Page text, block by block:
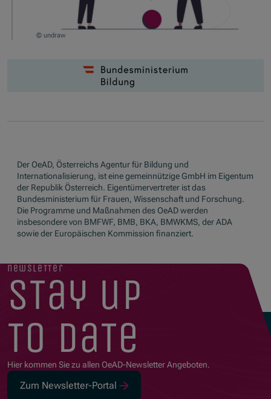
© undraw
Der OeAD, Österreichs Agentur für Bildung und
Internationalisierung, ist eine gemeinnützige GmbH im Eigentum
der Republik Österreich. Eigentümervertreter ist das
Bundesministerium für Frauen, Wissenschaft und Forschung.
Die Programme und Maßnahmen des OeAD werden
insbesondere von BMFWF, BMB, BKA, BMWKMS, der ADA
sowie der Europäischen Kommission finanziert.
newsletter
stay up
to date
Hier kommen Sie zu allen OeAD-Newsletter Angeboten.
Zum Newsletter-Portal
(Öffnet in neuem Fenster)